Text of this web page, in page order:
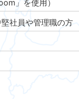
」を使用）
社員や管理職の方